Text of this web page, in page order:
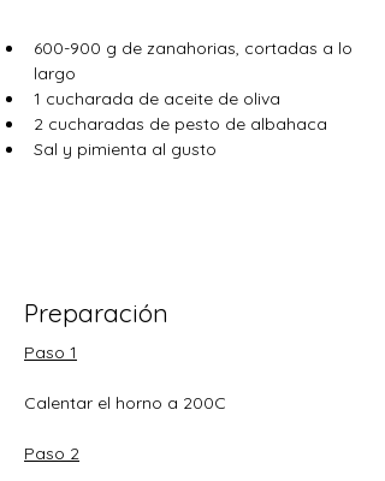
600-900 g de zanahorias, cortadas a lo
largo
1 cucharada de aceite de oliva
2 cucharadas de pesto de albahaca
Sal y pimienta al gusto
Preparación
Paso 1
Calentar el horno a 200C
Paso 2